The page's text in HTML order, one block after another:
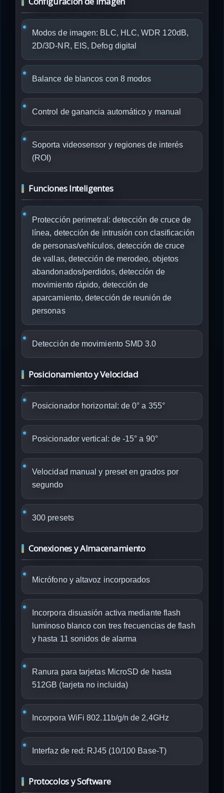
Modos de imagen: BLC, HLC, WDR 120dB,
2D/3D-NR, EIS, Defog digital
Balance de blancos con 8 modos
Control de ganancia automático y manual
Soporta videosensor y regiones de interés
(ROI)
Funciones Inteligentes
Protección perimetral: detección de cruce de
línea, detección de intrusión con clasificación
de personas/vehículos, detección de cruce
de vallas, detección de merodeo, objetos
abandonados/perdidos, detección de
movimiento rápido, detección de
aparcamiento, detección de reunión de
personas
Detección de movimiento SMD 3.0
Posicionamiento y Velocidad
Posicionador horizontal: de 0° a 355°
Posicionador vertical: de -15° a 90°
Velocidad manual y preset en grados por
segundo
300 presets
Conexiones y Almacenamiento
Micrófono y altavoz incorporados
Incorpora disuasión activa mediante flash
luminoso blanco con tres frecuencias de flash
y hasta 11 sonidos de alarma
Ranura para tarjetas MicroSD de hasta
512GB (tarjeta no incluida)
Incorpora WiFi 802.11b/g/n de 2,4GHz
Interfaz de red: RJ45 (10/100 Base-T)
Protocolos y Software